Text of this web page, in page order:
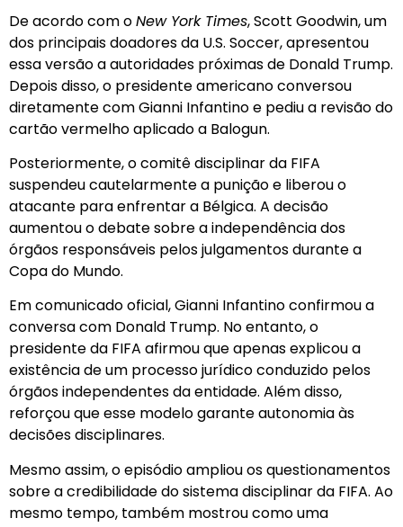
De acordo com oNew York Times, Scott Goodwin, um
dos principais doadores da U.S. Soccer, apresentou
essa versão a autoridades próximas de Donald Trump.
Depois disso, o presidente americano conversou
diretamente com Gianni Infantino e pediu a revisão do
cartão vermelho aplicado a Balogun.
Posteriormente, o comitê disciplinar da FIFA
suspendeu cautelarmente a punição e liberou o
atacante para enfrentar a Bélgica. A decisão
aumentou o debate sobre a independência dos
órgãos responsáveis pelos julgamentos durante a
Copa do Mundo.
Em comunicado oficial, Gianni Infantino confirmou a
conversa com Donald Trump. No entanto, o
presidente da FIFA afirmou que apenas explicou a
existência de um processo jurídico conduzido pelos
órgãos independentes da entidade. Além disso,
reforçou que esse modelo garante autonomia às
decisões disciplinares.
Mesmo assim, o episódio ampliou os questionamentos
sobre a credibilidade do sistema disciplinar da FIFA. Ao
mesmo tempo, também mostrou como uma